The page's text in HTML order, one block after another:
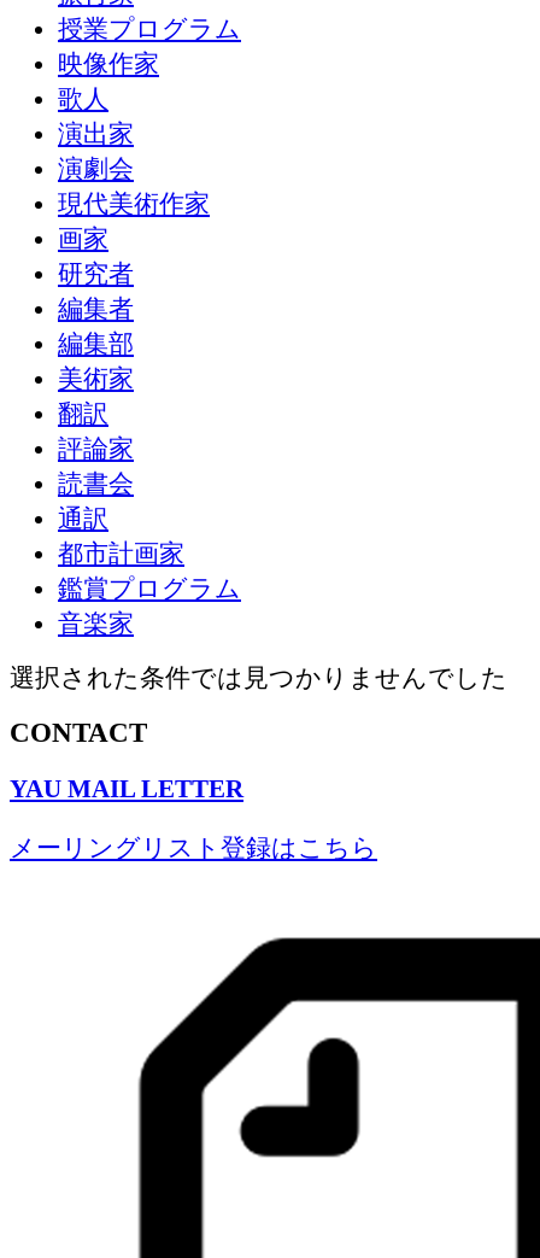
授業プログラム
映像作家
歌人
演出家
演劇会
現代美術作家
画家
研究者
編集者
編集部
美術家
翻訳
評論家
読書会
通訳
都市計画家
鑑賞プログラム
音楽家
選択された条件では見つかりませんでした
CONTACT
YAU MAIL LETTER
メーリングリスト登録はこちら